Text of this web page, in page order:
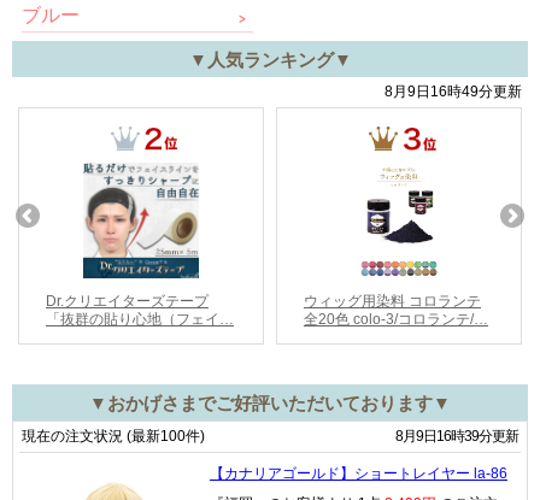
ブルー
▼人気ランキング▼
▼おかげさまでご好評いただいております▼